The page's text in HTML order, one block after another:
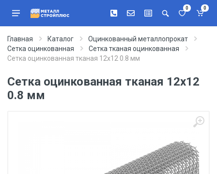
0 0
Главная Каталог
Оцинкованный металлопрокат
Сетка оцинкованная
Сетка тканая оцинкованная
Сетка оцинкованная тканая 12х12 0.8 мм
Сетка оцинкованная тканая 12х12
0.8 мм